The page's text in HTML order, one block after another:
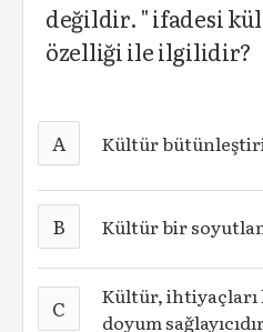
değildir. " ifadesi
özelliği ile ilgilidir?
A Kültür
B Kültür bir
C
Kültür, ihtiyaçları
doyum